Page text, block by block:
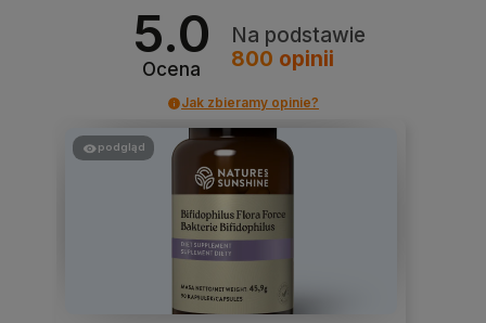
5.0
Ocena
Na podstawie
800 opinii
Jak zbieramy opinie?
podgląd